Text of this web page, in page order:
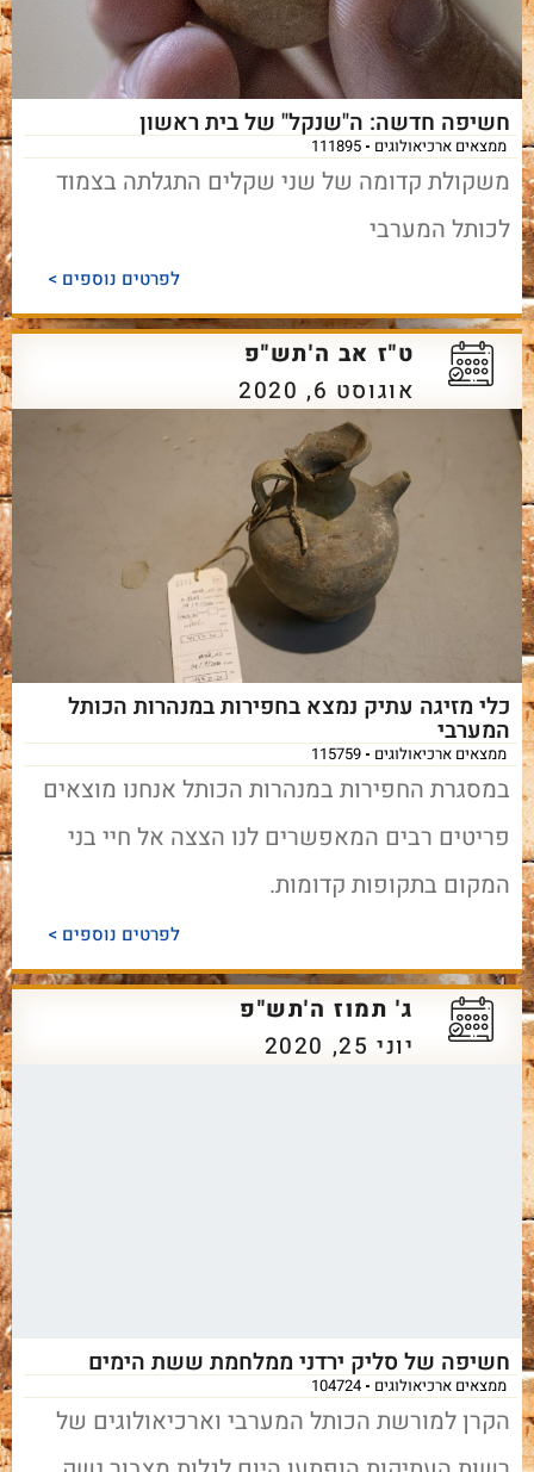
חשיפה חדשה: ה"שנקל" של בית ראשון
ממצאים ארכיאולוגים 111895
משקולת קדומה של שני שקלים התגלתה בצמוד
לכותל המערבי
לפרטים נוספים >
ט"ז אב ה'תש"פ
אוגוסט 6, 2020
כלי מזיגה עתיק נמצא בחפירות במנהרות הכותל
המערבי
ממצאים ארכיאולוגים 115759
במסגרת החפירות במנהרות הכותל אנחנו מוצאים
פריטים רבים המאפשרים לנו הצצה אל חיי בני
המקום בתקופות קדומות.
לפרטים נוספים >
ג' תמוז ה'תש"פ
יוני 25, 2020
חשיפה של סליק ירדני ממלחמת ששת הימים
ממצאים ארכיאולוגים 104724
הקרן למורשת הכותל המערבי וארכיאולוגים של